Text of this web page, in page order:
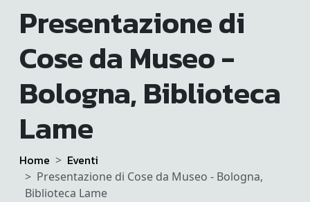
Presentazione di
Cose da Museo -
Bologna, Biblioteca
Lame
Home Eventi
Presentazione di Cose da Museo - Bologna,
Biblioteca Lame